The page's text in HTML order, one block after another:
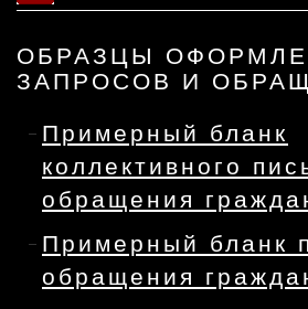
ОБРАЗЦЫ
ЗАПРОСОВ И
Примерный бланк
коллективного
обращения
Примерный бланк
обращения